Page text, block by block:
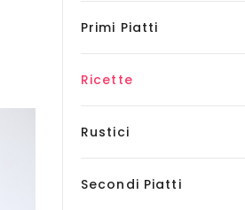
Primi Piatti
Ricette
Rustici
Secondi Piatti